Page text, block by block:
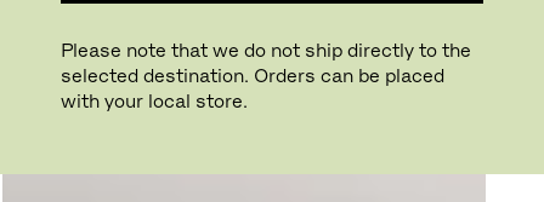
Please note that we do not ship directly to the
selected destination. Orders can be placed
with your local store.